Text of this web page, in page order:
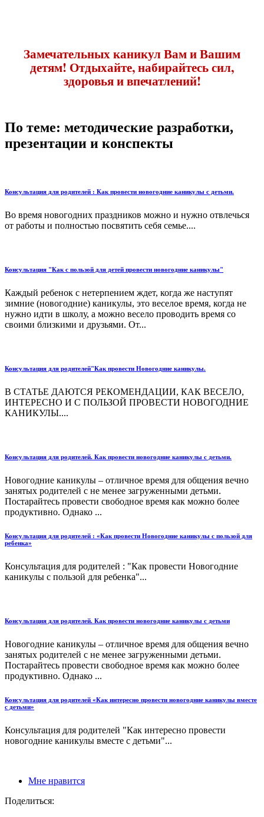
Замечательных каникул Вам и Вашим
детям! Отдыхайте, набирайтесь сил,
здоровья и впечатлений!
По теме: методические разработки,
презентации и конспекты
Консультация для родителей : Как провести новогодние каникулы с детьми.
Во время новогодних праздников можно и нужно отвлечься
от работы и полностью посвятить себя семье....
Консультация "Как с пользой для детей провести новогодние каникулы"
Каждый ребенок с нетерпением ждет, когда же наступят
зимние (новогодние) каникулы, это веселое время, когда не
нужно идти в школу, а можно весело проводить время со
своими близкими и друзьями. От...
Консультация для родителей"Как провести Новогодние каникулы.
В СТАТЬЕ ДАЮТСЯ РЕКОМЕНДАЦИИ, КАК ВЕСЕЛО,
ИНТЕРЕСНО И С ПОЛЬЗОЙ ПРОВЕСТИ НОВОГОДНИЕ
КАНИКУЛЫ....
Консультация для родителей. Как провести новогодние каникулы с детьми.
Новогодние каникулы – отличное время для общения вечно
занятых родителей с не менее загруженными детьми.
Постарайтесь провести свободное время как можно более
продуктивно. Однако ...
Консультация для родителей : «Как провести Новогодние каникулы с пользой для
ребенка»
Консультация для родителей : "Как провести Новогодние
каникулы с пользой для ребенка"...
Консультация для родителей. Как провести новогодние каникулы с детьми
Новогодние каникулы – отличное время для общения вечно
занятых родителей с не менее загруженными детьми.
Постарайтесь провести свободное время как можно более
продуктивно. Однако ...
Консультация для родителей «Как интересно провести новогодние каникулы вместе
с детьми»
Консультация для родителей "Как интересно провести
новогодние каникулы вместе с детьми"...
Мне нравится
Поделиться: